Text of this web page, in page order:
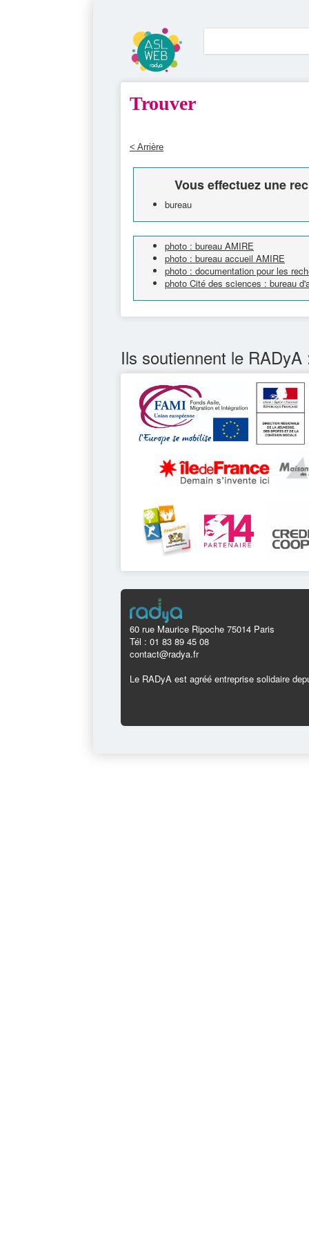
Trouver
< Arrière
Vous effectuez une
bureau
photo : bureau AMIRE
photo : bureau accueil AMIRE
photo : documentation pour les
photo Cité des sciences : bureau
Ils soutiennent le RADyA
60 rue Maurice Ripoche 75014 Paris
Tél : 01 83 89 45 08
contact@radya.fr
Le RADyA est agréé entreprise solidaire